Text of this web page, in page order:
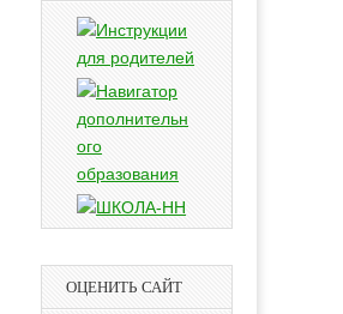
ОЦЕНИТЬ САЙТ